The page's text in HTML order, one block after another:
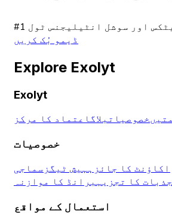
اور سوشل انٹیلیجنس ٹول
ڈیمو بُک کریں
Explore Exolyt
Exolyt
خصوصیاتبلاگاعتماد کا مرکز
خصوصیات
اکاؤنٹ کا جائزہہیش ٹیگز سماجی
جذبات کا تجزیہبرانڈ کا موازنہ
استعمال کے مواقع